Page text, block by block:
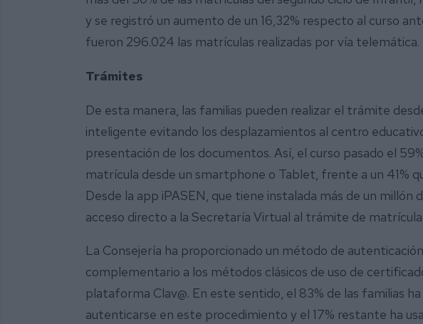
y se registró un aumento de un 16,32% respecto al curso
fueron 296.024 las matrículas realizadas por vía telemática.
Trámites
De esta manera, las familias pueden realizar el trámite
inteligente evitando los desplazamientos al centro
presentación de los documentos. Así, el curso pasado el
matrícula desde un smartphone o Tablet, frente a un 41%
Desde la app iPASEN, que tiene instalada más de un millón
acceso directo a la Secretaría Virtual al trámite de
La Consejería ha proporcionado un método de
complementario a los métodos clásicos de uso de
plataforma Clav@. En este sentido, el 83% de las familias
autenticarse en este procedimiento y el 17% restante ha